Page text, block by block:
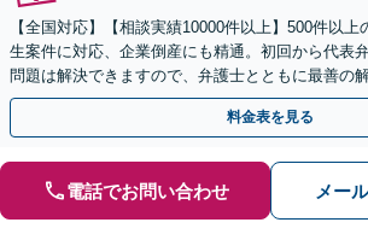
【全国対応】【相談実績10000件以上】500件以
生案件に対応、企業倒産にも精通。初回から代表
問題は解決できますので、弁護士とともに最善の
ょう【初回相談無料】【法テラス利用可】
料金表を見る
電話でお問い合わせ メー